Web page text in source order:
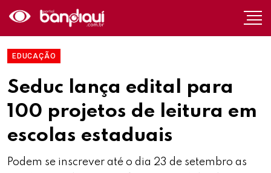
EDUCAÇÃO
Seduc lança edital para
100 projetos de leitura em
escolas estaduais
Podem se inscrever até o dia 23 de setembro as